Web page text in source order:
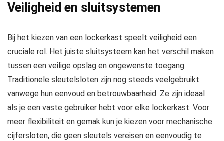
Veiligheid en sluitsystemen
Bij het kiezen van een lockerkast speelt veiligheid een
cruciale rol. Het juiste sluitsysteem kan het verschil maken
tussen een veilige opslag en ongewenste toegang.
Traditionele sleutelsloten zijn nog steeds veelgebruikt
vanwege hun eenvoud en betrouwbaarheid. Ze zijn ideaal
als je een vaste gebruiker hebt voor elke lockerkast. Voor
meer flexibiliteit en gemak kun je kiezen voor mechanische
cijfersloten, die geen sleutels vereisen en eenvoudig te